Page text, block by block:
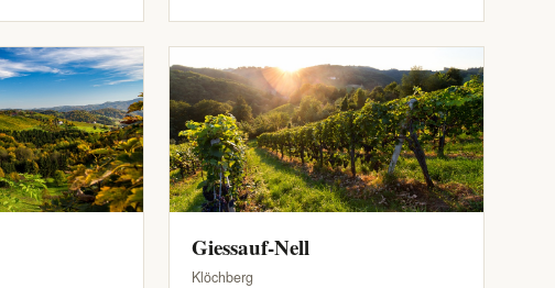
Giessauf-Nell
Klöchberg